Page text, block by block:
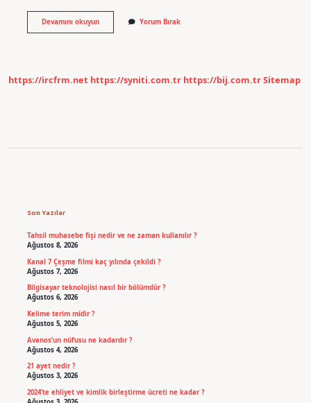
Devamını okuyunPeçete
Neden
Yorum Bırak
https://ircfrm.net https://syniti.com.tr https://bij.com.trSitemap
Son Yazılar
Tahsil muhasebe fişi nedir ve ne zaman kullanılır ?
Ağustos 8, 2026
Kanal 7 Çeşme filmi kaç yılında çekildi ?
Ağustos 7, 2026
Bilgisayar teknolojisi nasıl bir bölümdür ?
Ağustos 6, 2026
Kelime terim midir ?
Ağustos 5, 2026
Avanos’un nüfusu ne kadardır ?
Ağustos 4, 2026
21 ayet nedir ?
Ağustos 3, 2026
2024’te ehliyet ve kimlik birleştirme ücreti ne kadar ?